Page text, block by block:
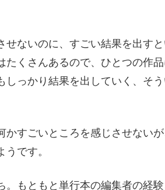
ないのに、すごい結果を出す
くさんあるので、ひとつの作
っかり結果を出していく、そ
すごいところを感じさせない
です。
もともと単行本の編集者の経